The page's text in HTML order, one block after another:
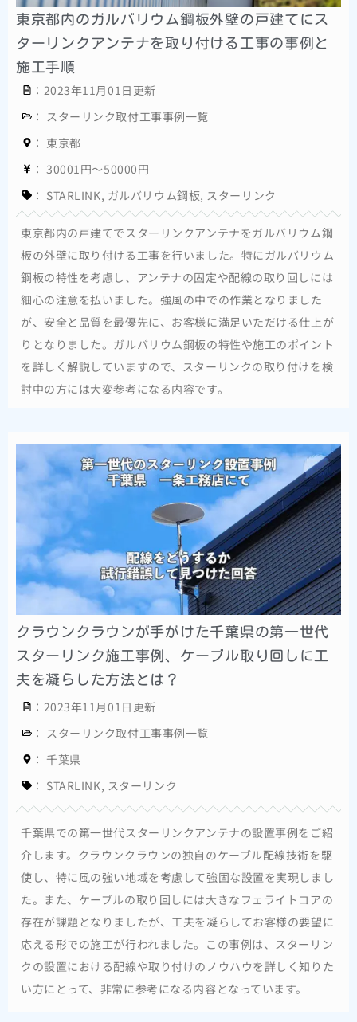
東京都内のガルバリウム鋼板外壁の戸建てにス
ターリンクアンテナを取り付ける工事の事例と
施工手順
：2023年11月01日更新
： スターリンク取付工事事例一覧
： 東京都
： 30001円～50000円
： STARLINK, ガルバリウム鋼板, スターリンク
東京都内の戸建てでスターリンクアンテナをガルバリウム鋼
板の外壁に取り付ける工事を行いました。特にガルバリウム
鋼板の特性を考慮し、アンテナの固定や配線の取り回しには
細心の注意を払いました。強風の中での作業となりました
が、安全と品質を最優先に、お客様に満足いただける仕上が
りとなりました。ガルバリウム鋼板の特性や施工のポイント
を詳しく解説していますので、スターリンクの取り付けを検
討中の方には大変参考になる内容です。
クラウンクラウンが手がけた千葉県の第一世代
スターリンク施工事例、ケーブル取り回しに工
夫を凝らした方法とは？
：2023年11月01日更新
： スターリンク取付工事事例一覧
： 千葉県
： STARLINK, スターリンク
千葉県での第一世代スターリンクアンテナの設置事例をご紹
介します。クラウンクラウンの独自のケーブル配線技術を駆
使し、特に風の強い地域を考慮して強固な設置を実現しまし
た。また、ケーブルの取り回しには大きなフェライトコアの
存在が課題となりましたが、工夫を凝らしてお客様の要望に
応える形での施工が行われました。この事例は、スターリン
クの設置における配線や取り付けのノウハウを詳しく知りた
い方にとって、非常に参考になる内容となっています。